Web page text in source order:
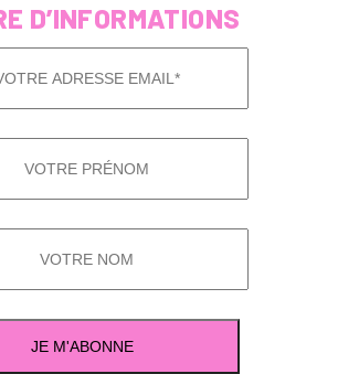
D’INFORMATIONS